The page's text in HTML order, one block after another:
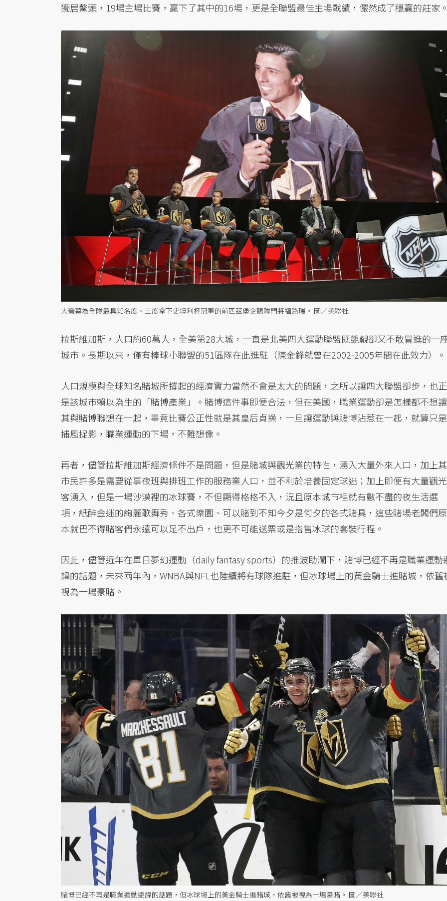
獨居鰲頭，19場主場比賽，贏下了其中的16場，更是全聯盟最佳主場戰績，儼然成了穩贏的莊家
大螢幕為全隊最具知名度、三度拿下史坦利杯冠軍的前匹茲堡企鵝隊門將福路瑞。 圖／美聯社
拉斯維加斯，人口約60萬人，全美第28大城，一直是北美四大運動聯盟既覬覦卻又不敢冒進的一
城市。長期以來，僅有棒球小聯盟的51區隊在此進駐（陳金鋒就曾在2002-2005年間在此效力）。
人口規模與全球知名賭城所撐起的經濟實力當然不會是太大的問題，之所以讓四大聯盟卻步，也正
是該城市賴以為生的「賭博產業」。賭博這件事即便合法，但在美國，職業運動卻是怎樣都不想讓
其與賭博聯想在一起，畢竟比賽公正性就是其皇后貞操，一旦讓運動與賭博沾惹在一起，就算只是
捕風捉影，職業運動的下場，不難想像。
再者，儘管拉斯維加斯經濟條件不是問題，但是賭城與觀光業的特性，湧入大量外來人口，加上其
市民許多是需要從事夜班與排班工作的服務業人口，並不利於培養固定球迷；加上即便有大量觀光
客湧入，但是一場沙漠裡的冰球賽，不但顯得格格不入，況且原本城市裡就有數不盡的夜生活選
項，紙醉金迷的絢麗歌舞秀、各式樂園、可以賭到不知今夕是何夕的各式賭具，這些賭場老闆們原
本就巴不得賭客們永遠可以足不出戶，也更不可能送票或是搭售冰球的套裝行程。
因此，儘管近年在單日夢幻運動（daily fantasy sports）的推波助瀾下，賭博已經不再是職業運動
諱的話題，未來兩年內，WNBA與NFL也陸續將有球隊進駐，但冰球場上的黃金騎士進賭城，依舊
視為一場豪賭。
賭博已經不再是職業運動避諱的話題，但冰球場上的黃金騎士進賭城，依舊被視為一場豪賭。 圖／美聯社